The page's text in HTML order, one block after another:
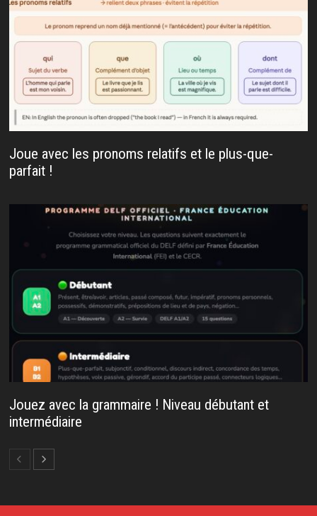
Joue avec les pronoms relatifs et le plus-que-
parfait !
Jouez avec la grammaire ! Niveau débutant et
intermédiaire